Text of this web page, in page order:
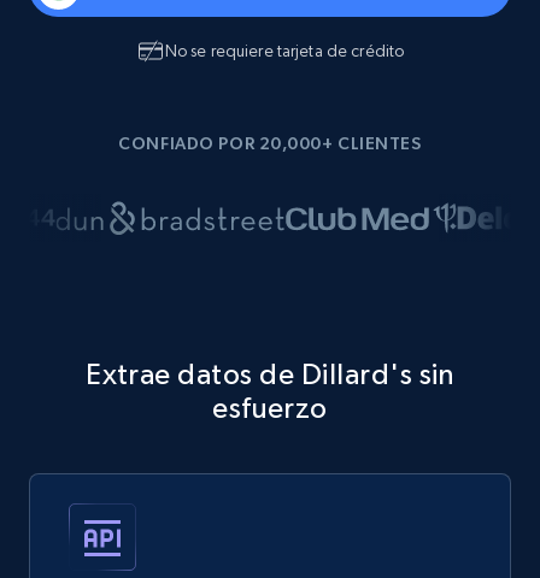
No se requiere tarjeta de crédito
CONFIADO POR 20,000+ CLIENTES
Extrae datos de Dillard's sin
esfuerzo